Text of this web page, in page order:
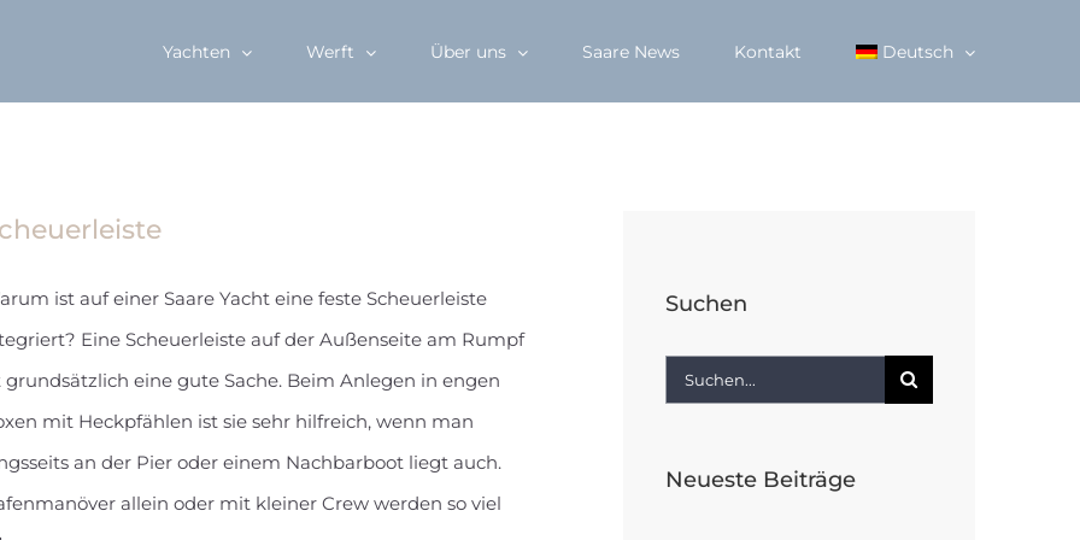
Yachten Werft Über uns Saare News Kontakt Deutsch
ist auf einer Saare Yacht eine feste Scheuerleiste
Eine Scheuerleiste auf der Außenseite am Rumpf
grundsätzlich eine gute Sache. Beim Anlegen in engen
mit Heckpfählen ist sie sehr hilfreich, wenn man
an der Pier oder einem Nachbarboot liegt auch.
allein oder mit kleiner Crew werden so viel
Suchen
Suche
Neueste Beiträge